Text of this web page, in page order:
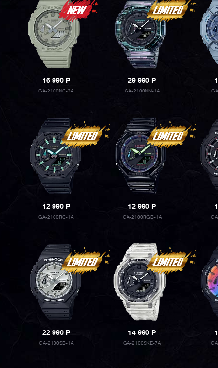
16 990P
GA-2100NC-3A
29 990P
GA-2100NN-1A
12 990P
GA-2100RC-1A
12 990P
GA-2100RGB-1A
22 990P
GA-2100SB-1A
14 990P
GA-2100SKE-7A